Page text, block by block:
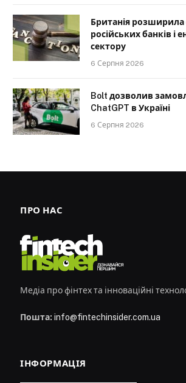
Британія розширила
російських банків і
сектору
6 Серпня 2026
Bolt дозволив
ChatGPT в Україні
6 Серпня 2026
ПРО НАС
Медіа про фінтех та інноваційні
Пошта: info@fintechinsider.com.ua
ІНФОРМАЦІЯ